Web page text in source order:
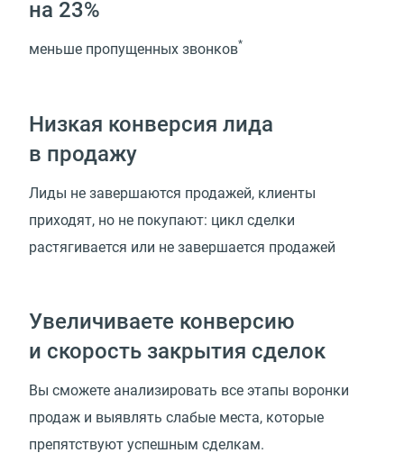
на 23%
меньше пропущенных звонков*
Низкая конверсия лида
в продажу
Лиды не завершаются продажей, клиенты
приходят, но не покупают: цикл сделки
растягивается или не завершается продажей
Увеличиваете конверсию
и скорость закрытия сделок
Вы сможете анализировать все этапы воронки
продаж и выявлять слабые места, которые
препятствуют успешным сделкам.